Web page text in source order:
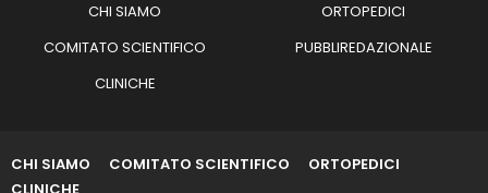
CHI SIAMO
COMITATO SCIENTIFICO
CLINICHE
ORTOPEDICI
PUBBLIREDAZIONALE
CHI SIAMO COMITATO SCIENTIFICO
ORTOPEDICI